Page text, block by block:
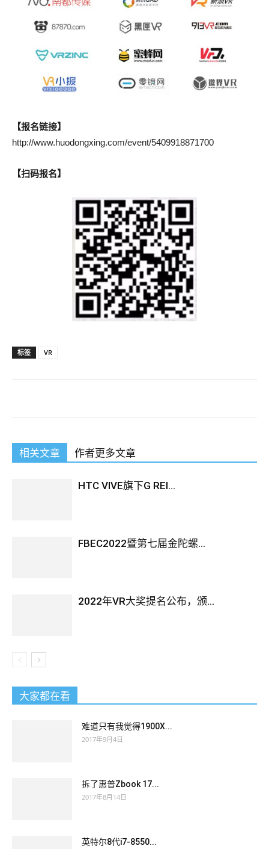
【报名链接】
http://www.huodongxing.com/event/5409918871700
【扫码报名】
标签 VR
相关文章 作者更多文章
HTC VIVE旗下G REI...
FBEC2022暨第七届金陀螺...
2022年VR大奖提名公布，颁...
大家都在看
难道只有我觉得1900X...
2017年9月4日
拆了惠普Zbook 17...
2017年8月14日
英特尔8代i7-8550...